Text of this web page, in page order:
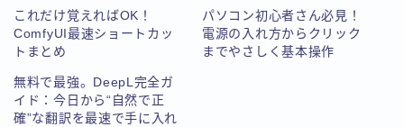
これだけ覚えればOK！
ComfyUI最速ショートカッ
トまとめ
パソコン初心者さん必見！
電源の入れ方からクリック
までやさしく基本操作
無料で最強。DeepL完全ガ
イド：今日から“自然で正
確”な翻訳を最速で手に入れ